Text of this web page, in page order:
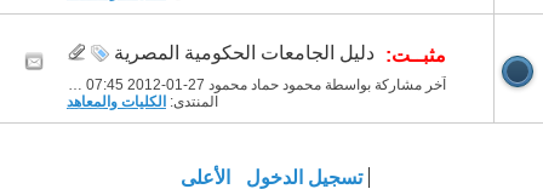
مثبــت: دليل الجامعات الحكومية المصرية
آخر مشاركة بواسطة محمود حماد محمود 27-01-2012
07:45 PM
المنتدى: الكليات والمعاهد
تسجيل الدخول الأعلى